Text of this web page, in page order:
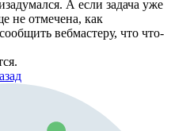
А если задача уже
не отмечена, как
вебмастеру, что что-